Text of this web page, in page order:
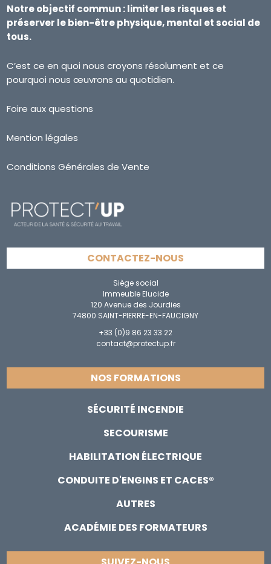
Notre objectif commun : limiter les risques et
préserver le bien-être physique, mental et social de
tous.
C’est ce en quoi nous croyons résolument et ce
pourquoi nous œuvrons au quotidien.
Foire aux questions
Mention légales
Conditions Générales de Vente
CONTACTEZ-NOUS
Siège social
Immeuble Elucide
120 Avenue des Jourdies
74800 SAINT-PIERRE-EN-FAUCIGNY
+33 (0)9 86 23 33 22
contact@protectup.fr
NOS FORMATIONS
SÉCURITÉ INCENDIE
SECOURISME
HABILITATION ÉLECTRIQUE
CONDUITE D'ENGINS ET CACES®
AUTRES
ACADÉMIE DES FORMATEURS